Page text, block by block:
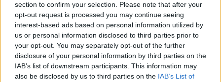
section to confirm your selection. Please note that after your
opt-out request is processed you may continue seeing
interest-based ads based on personal information utilized by
us or personal information disclosed to third parties prior to
your opt-out. You may separately opt-out of the further
disclosure of your personal information by third parties on the
IAB’s list of downstream participants. This information may
also be disclosed by us to third parties on the IAB’s List of
DARA gewinnt verdient, Israel beunruhigend –
unser Kommentar zum ESC 2026
KOMMENTAR
Mai 2026